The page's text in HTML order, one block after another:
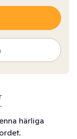
härliga